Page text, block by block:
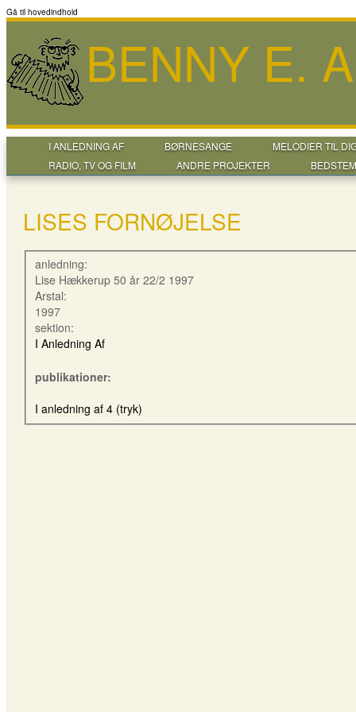
Gå til hovedindhold
BENNY E.
I ANLEDNING AF BØRNESANGE
MELODIER TIL
RADIO, TV OG FILM
ANDRE PROJEKTER
LISES FORNØJELSE
anledning:
Lise Hækkerup 50 år 22/2 1997
Arstal:
1997
sektion:
I Anledning Af
publikationer:
I anledning af 4 (tryk)